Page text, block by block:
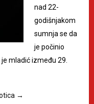
nad 22-
godišnjakom
sumnja se da
je počinio
mladić između 29.
→